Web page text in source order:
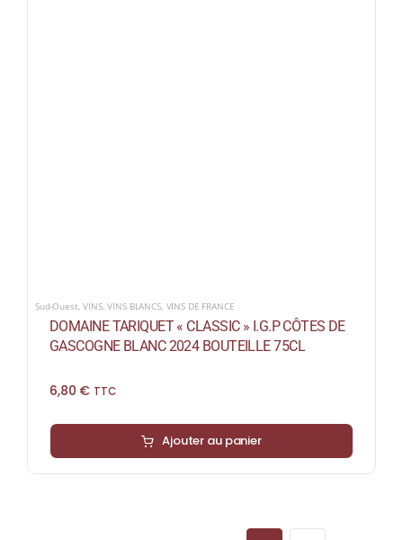
Sud-Ouest,VINS,VINS BLANCS, VINS DE FRANCE
DOMAINE TARIQUET « CLASSIC » I.G.P CÔTES DE
GASCOGNE BLANC 2024 BOUTEILLE 75CL
6,80 € TTC
Ajouter au panier